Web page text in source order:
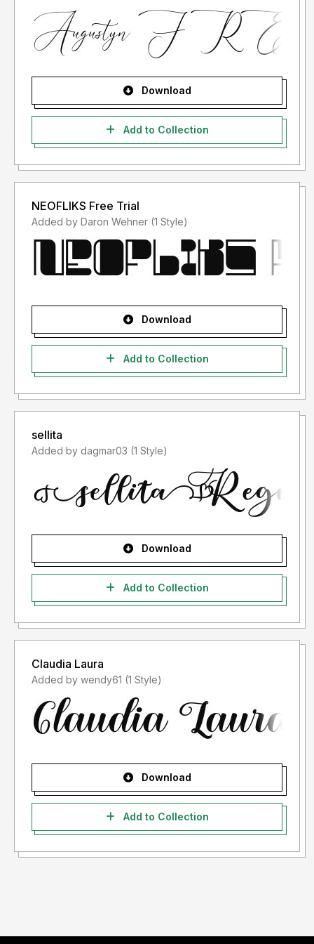
"LISENSI SETELAH PENGGUNAAN")
- Lisensi font setelah penggunaan silahkan gunakan sesuai
Informasi tentang Lisensi apa yang akan anda perlukan,
Terima kasih.
Download
Add to Collection
NEOFLIKS Free Trial
Added by Daron Wehner (1 Style)
Download
Add to Collection
sellita
Added by dagmar03 (1 Style)
Download
Add to Collection
Claudia Laura
Added by wendy61 (1 Style)
Download
Add to Collection